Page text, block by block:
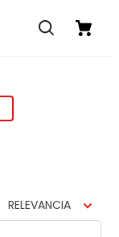
RELEVANCIA